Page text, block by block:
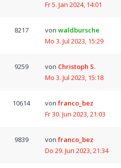
Fr 5. Jan 2024, 14:01
8217 von waldbursche
Mo 3. Jul 2023, 15:29
9259 von Christoph S.
Mo 3. Jul 2023, 15:18
10614 von franco_bez
Fr 30. Jun 2023, 21:03
9839 von franco_bez
Do 29. Jun 2023, 21:34